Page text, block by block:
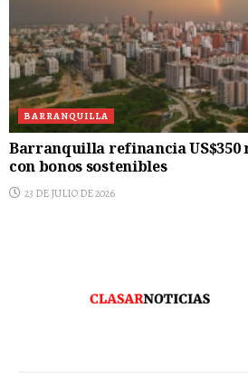
BARRANQUILLA
Barranquilla refinancia US$350
con bonos sostenibles
23 DE JULIO DE 2026